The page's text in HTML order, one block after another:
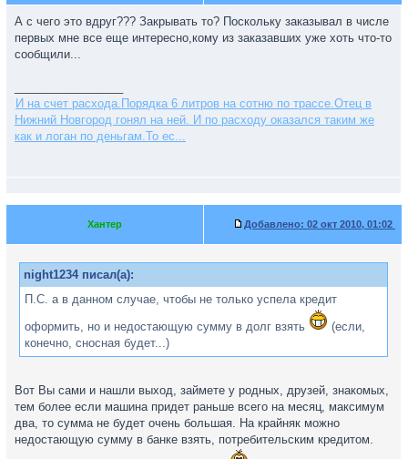
А с чего это вдруг??? Закрывать то? Поскольку заказывал в числе
первых мне все еще интересно,кому из заказавших уже хоть что-то
сообщили...
И на счет расхода.Порядка 6 литров на сотню по трассе.Отец в
Нижний Новгород гонял на ней. И по расходу оказался таким же
как и логан по деньгам.То ес...
Хантер Добавлено: 02 окт 2010, 01:02
night1234 писал(а):
П.С. а в данном случае, чтобы не только успела кредит
оформить, но и недостающую сумму в долг взять
(если,
конечно, сносная будет...)
Вот Вы сами и нашли выход, займете у родных, друзей, знакомых,
тем более если машина придет раньше всего на месяц, максимум
два, то сумма не будет очень большая. На крайняк можно
недостающую сумму в банке взять, потребительским кредитом.